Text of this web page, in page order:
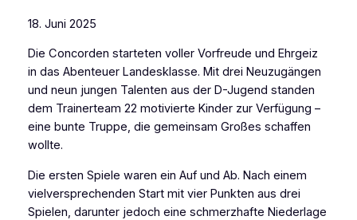
18. Juni 2025
Die Concorden starteten voller Vorfreude und Ehrgeiz
in das Abenteuer Landesklasse. Mit drei Neuzugängen
und neun jungen Talenten aus der D-Jugend standen
dem Trainerteam 22 motivierte Kinder zur Verfügung –
eine bunte Truppe, die gemeinsam Großes schaffen
wollte.
Die ersten Spiele waren ein Auf und Ab. Nach einem
vielversprechenden Start mit vier Punkten aus drei
Spielen, darunter jedoch eine schmerzhafte Niederlage